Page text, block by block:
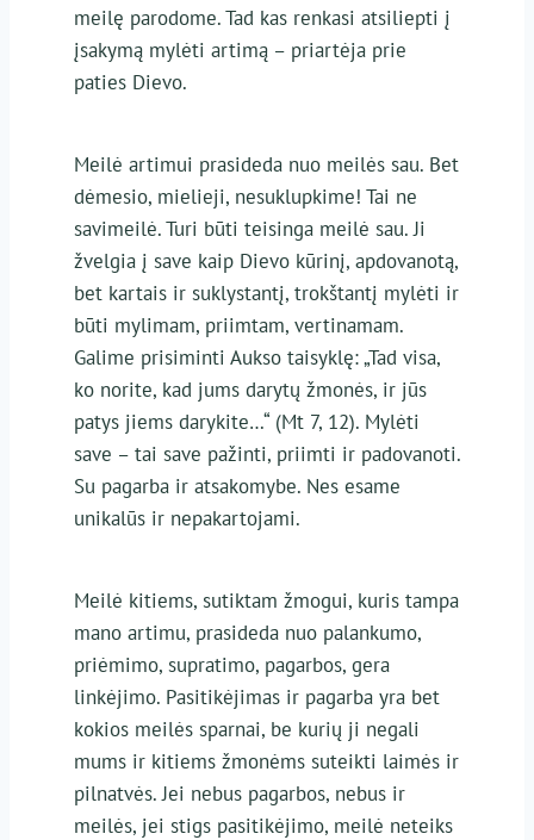
meilę parodome. Tad kas renkasi atsiliepti į
įsakymą mylėti artimą – priartėja prie
paties Dievo.
Meilė artimui prasideda nuo meilės sau. Bet
dėmesio, mielieji, nesuklupkime! Tai ne
savimeilė. Turi būti teisinga meilė sau. Ji
žvelgia į save kaip Dievo kūrinį, apdovanotą,
bet kartais ir suklystantį, trokštantį mylėti ir
būti mylimam, priimtam, vertinamam.
Galime prisiminti Aukso taisyklę: „Tad visa,
ko norite, kad jums darytų žmonės, ir jūs
patys jiems darykite…“ (Mt 7, 12). Mylėti
save – tai save pažinti, priimti ir padovanoti.
Su pagarba ir atsakomybe. Nes esame
unikalūs ir nepakartojami.
Meilė kitiems, sutiktam žmogui, kuris tampa
mano artimu, prasideda nuo palankumo,
priėmimo, supratimo, pagarbos, gera
linkėjimo. Pasitikėjimas ir pagarba yra bet
kokios meilės sparnai, be kurių ji negali
mums ir kitiems žmonėms suteikti laimės ir
pilnatvės. Jei nebus pagarbos, nebus ir
meilės, jei stigs pasitikėjimo, meilė neteiks